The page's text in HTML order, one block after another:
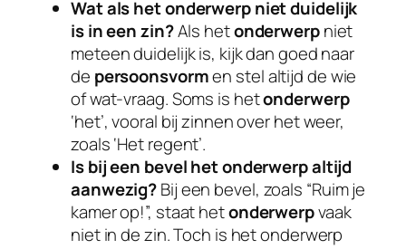
Wat als het onderwerp niet duidelijk
is in een zin?Als hetonderwerpniet
meteen duidelijk is, kijk dan goed naar
de persoonsvormen stel altijd de wie
of wat-vraag. Soms is hetonderwerp
‘het’, vooral bij zinnen over het weer,
zoals ‘Het regent’.
Is bij een bevel het onderwerp altijd
aanwezig?Bij een bevel, zoals “Ruim je
kamer op!”, staat hetonderwerpvaak
niet in de zin. Toch is het onderwerp